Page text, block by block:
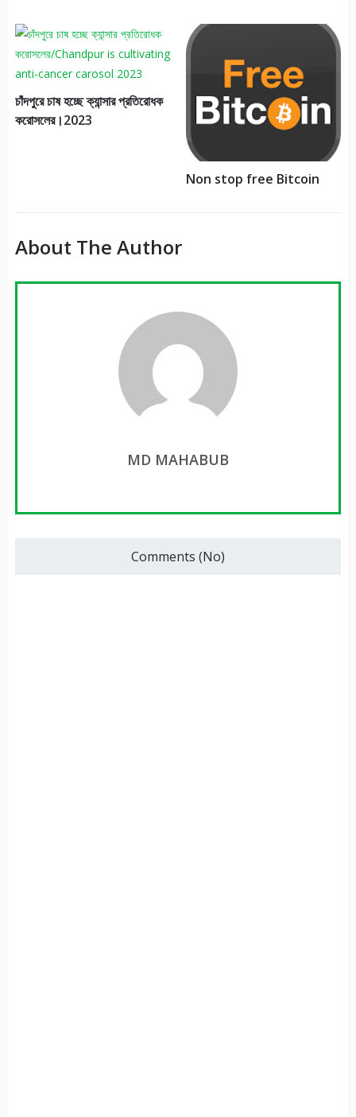
চাঁদপুরে চাষ হচ্ছে ক্যান্সার প্রতিরোধক
করোসলের।2023
Non stop free Bitcoin
About The Author
MD MAHABUB
Comments (No)